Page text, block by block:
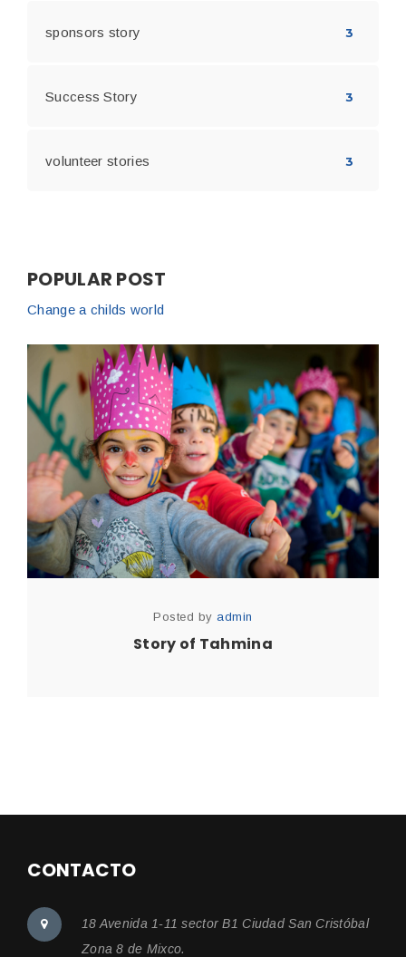
sponsors story 3
Success Story 3
volunteer stories 3
POPULAR POST
Change a childs world
Posted byadmin
Story of Tahmina
CONTACTO
18 Avenida 1-11 sector B1 Ciudad San Cristóbal
Zona 8 de Mixco.